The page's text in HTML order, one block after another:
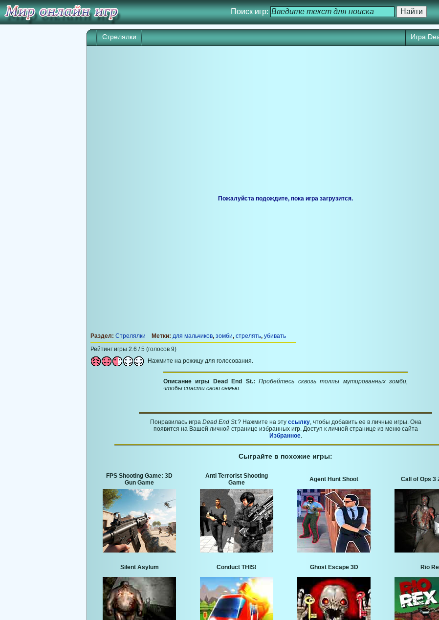
Поиск игр:
Игра
Стрелялки
Игра начнется через 25 сек. Кликните для запуска игры прямо сейчас.
Раздел: Стрелялки Метки: для мальчиков, зомби, стрелять, убивать
Рейтинг игры 2.6 / 5 (голосов 9)
Нажмите на рожицу для голосования.
Описание игры Dead End St.:Пробейтесь сквозь толпы мутированных зомби,
чтобы спасти свою семью.
Понравилась игра Dead End St.? Нажмите на эту ссылку, чтобы добавить ее в личные игры. Она
появится на Вашей личной странице избранных игр. Доступ к личной странице из меню сайта
Избранное.
Сыграйте в похожие игры:
FPS Shooting Game: 3D
Gun Game
Anti Terrorist Shooting
Game
Agent Hunt Shoot Call of Ops 3
Silent Asylum Conduct THIS! Ghost Escape 3D Rio